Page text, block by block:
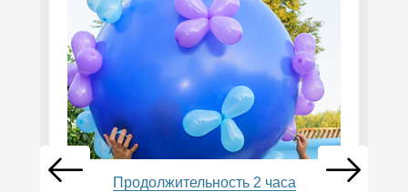
Продолжительность 2 часа